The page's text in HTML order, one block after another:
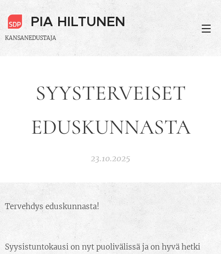
PIA HILTUNEN
KANSANEDUSTAJA
SYYSTERVEISET
EDUSKUNNASTA
23.10.2025
Tervehdys eduskunnasta!
Syysistuntokausi on nyt puolivälissä ja on hyvä hetki